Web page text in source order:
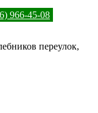
966-45-08
переулок,